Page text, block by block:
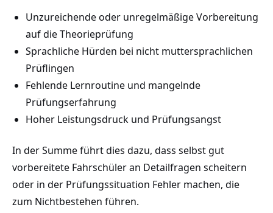
Unzureichende oder unregelmäßige Vorbereitung
auf die Theorieprüfung
Sprachliche Hürden bei nicht muttersprachlichen
Prüflingen
Fehlende Lernroutine und mangelnde
Prüfungserfahrung
Hoher Leistungsdruck und Prüfungsangst
In der Summe führt dies dazu, dass selbst gut
vorbereitete Fahrschüler an Detailfragen scheitern
oder in der Prüfungssituation Fehler machen, die
zum Nichtbestehen führen.